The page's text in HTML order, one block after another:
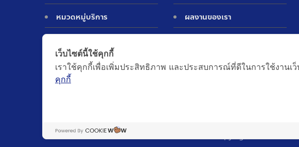
หมวดหมู่บริการ
ผลงานของเรา
©Copyright 2023.
เว็บไซต์นี้ใช้คุกกี้
เราใช้คุกกี้เพื่อเพิ่มประสิทธิภาพ และประสบการณ์ที่ดีในการใช้งาน
คุกกี้